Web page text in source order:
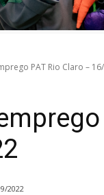
PAT Rio Claro –
2022